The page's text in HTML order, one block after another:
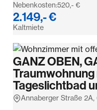
Nebenkosten:520,- €
2.149,- €
Kaltmiete
GANZ OBEN,
Tageslichtbad
Annaberger Straße